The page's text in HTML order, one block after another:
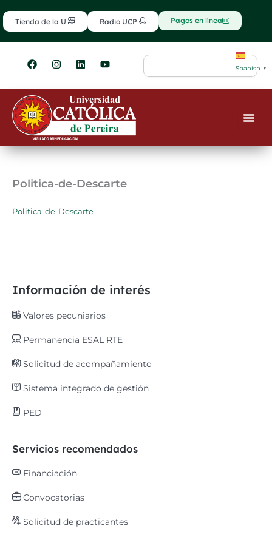
al
contenido
Tienda de la U Radio UCP Pagos en línea
F
a
e
b
o
o
k
I
n
t
g
r
m
L
i
k
e
d
i
n
Y
o
t
u
b
e
Search
Spanish ▼
Politica-de-Descarte
Politica-de-Descarte
Información de interés
Valores pecuniarios
Permanencia ESAL RTE
Solicitud de acompañamiento
Sistema integrado de gestión
PED
Servicios recomendados
Financiación
Convocatorias
Solicitud de practicantes